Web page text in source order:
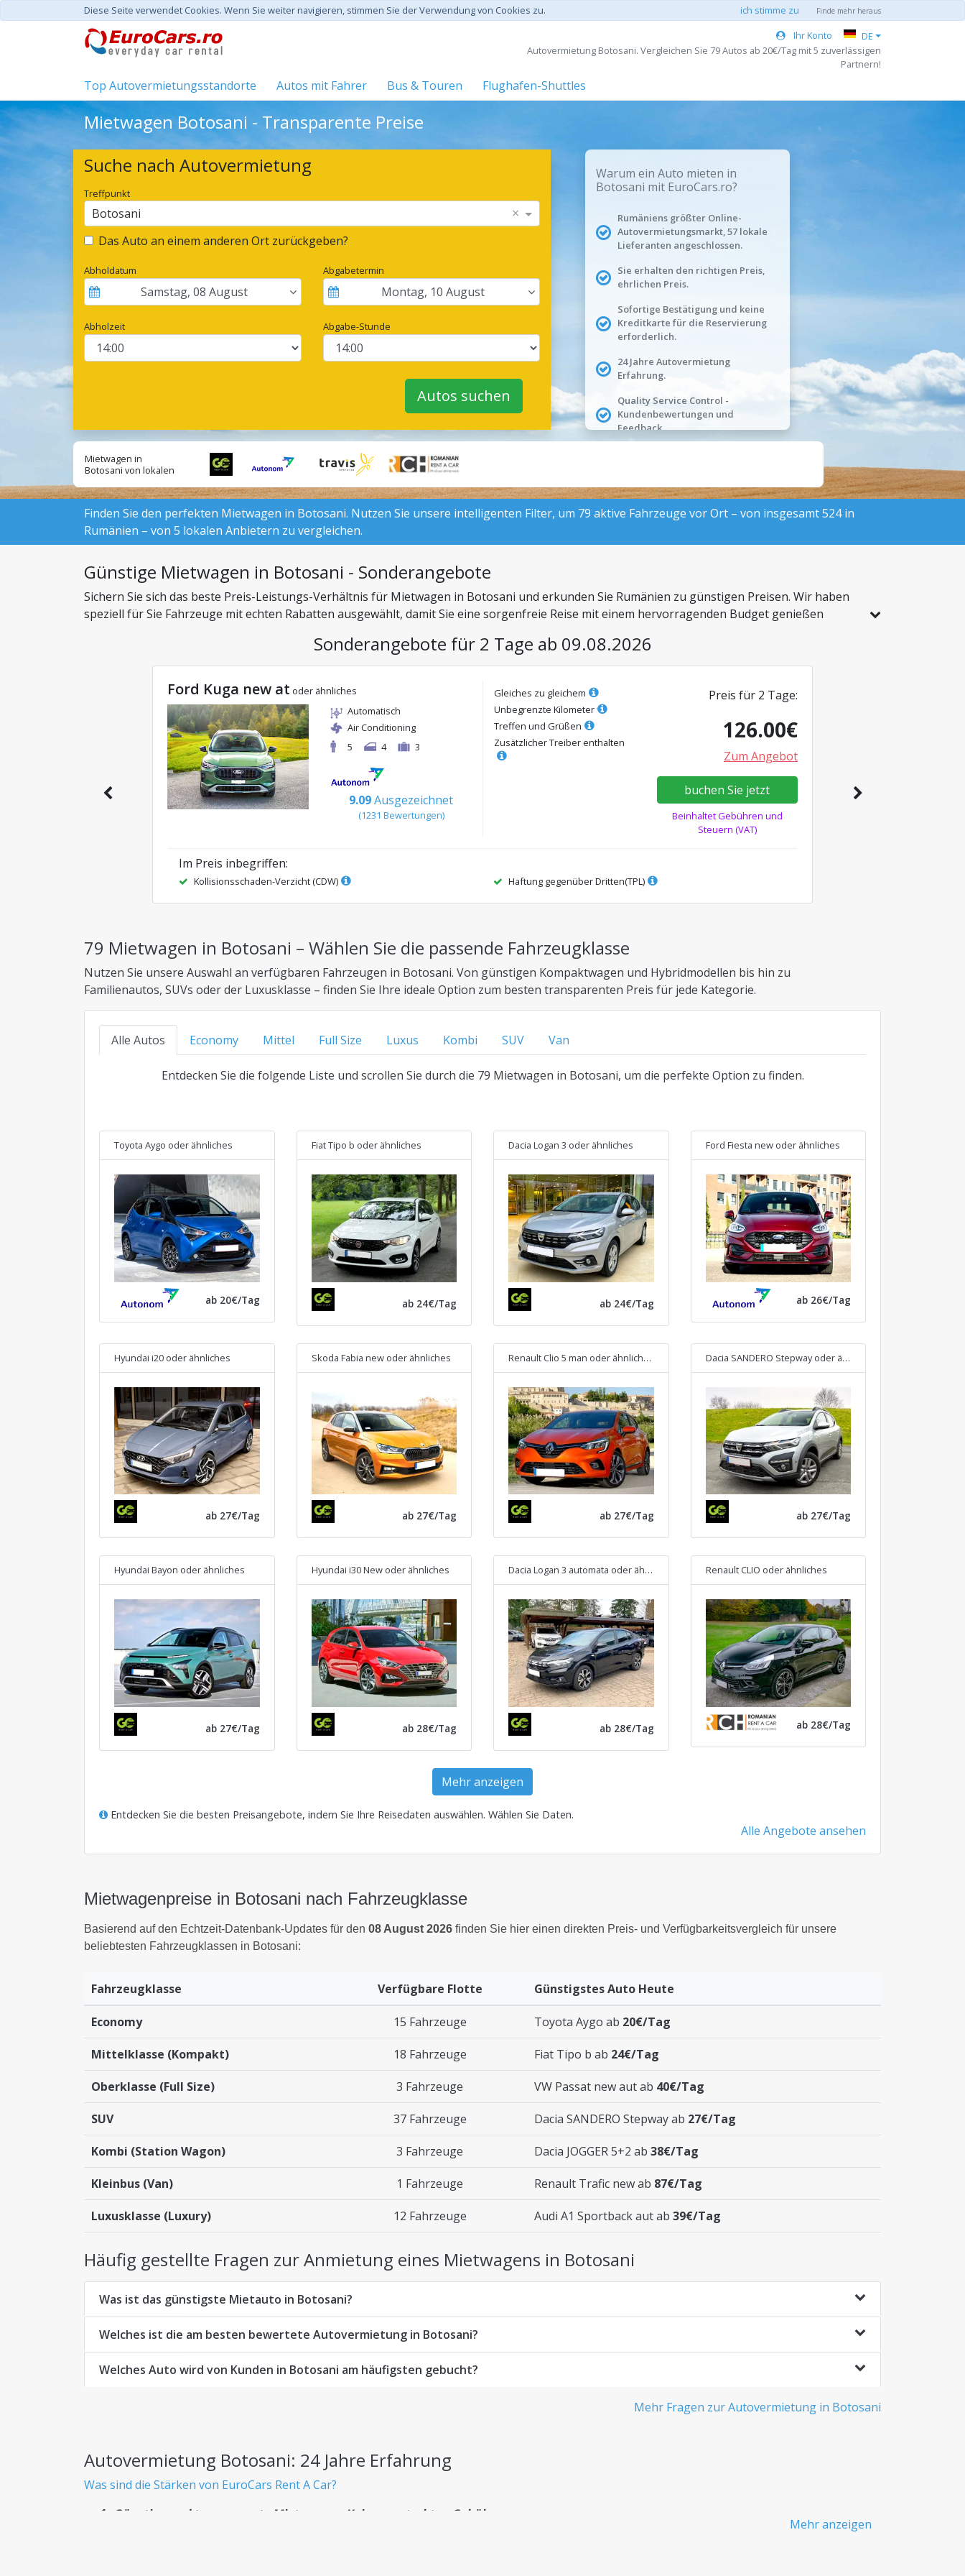
Diese Seite verwendet Cookies. Wenn Sie weiter navigieren, stimmen Sie der Verwendung von Cookies zu. ich stimme zu Finde mehr heraus
Ihr Konto
DE
Autovermietung Botosani. Vergleichen Sie 79 Autos ab 20€/Tag mit 5 zuverlässigen
Partnern!
Top Autovermietungsstandorte Autos mit Fahrer Bus & Touren Flughafen-Shuttles
Mietwagen Botosani - Transparente Preise
Suche nach Autovermietung
Treffpunkt
Botosani ×
Das Auto an einem anderen Ort zurückgeben?
Abholdatum
Samstag,08 August
Abgabetermin
Montag, 10 August
Abholzeit Abgabe-Stunde
Autos suchen
Warum ein Auto mieten in
Botosani mit EuroCars.ro?
Rumäniens größter Online-
Autovermietungsmarkt, 57 lokale
Lieferanten angeschlossen.
Sie erhalten den richtigen Preis,
ehrlichen Preis.
Sofortige Bestätigung und keine
Kreditkarte für die Reservierung
erforderlich.
24 Jahre Autovermietung
Erfahrung.
Quality Service Control -
Kundenbewertungen und
Feedback.
Mietwagen in
Botosani von lokalen
Finden Sie den perfekten Mietwagen in Botosani. Nutzen Sie unsere intelligenten Filter, um 79 aktive Fahrzeuge vor Ort – von insgesamt 524 in
Rumänien – von 5 lokalen Anbietern zu vergleichen.
Günstige Mietwagen in Botosani - Sonderangebote
Sichern Sie sich das beste Preis-Leistungs-Verhältnis für Mietwagen in Botosani und erkunden Sie Rumänien zu günstigen Preisen. Wir haben
speziell für Sie Fahrzeuge mit echten Rabatten ausgewählt, damit Sie eine sorgenfreie Reise mit einem hervorragenden Budget genießen
Sonderangebote für 2 Tage ab 09.08.2026
Ford Kuga new at oder ähnliches
Automatisch
Air Conditioning
5
4 3
9.09Ausgezeichnet
(1231 Bewertungen)
Gleiches zu gleichem
Unbegrenzte Kilometer
Treffen und Grüßen
Zusätzlicher Treiber enthalten
Preis für 2 Tage:
126.00€
Zum Angebot
buchen Sie jetzt
Beinhaltet Gebühren und
Steuern (VAT)
Im Preis inbegriffen:
Kollisionsschaden-Verzicht (CDW) Haftung gegenüber Dritten(TPL)
79 Mietwagen in Botosani – Wählen Sie die passende Fahrzeugklasse
Nutzen Sie unsere Auswahl an verfügbaren Fahrzeugen in Botosani. Von günstigen Kompaktwagen und Hybridmodellen bis hin zu
Familienautos, SUVs oder der Luxusklasse – finden Sie Ihre ideale Option zum besten transparenten Preis für jede Kategorie.
Alle Autos Economy Mittel Full Size Luxus Kombi SUV Van
Entdecken Sie die folgende Liste und scrollen Sie durch die 79 Mietwagen in Botosani, um die perfekte Option zu finden.
Toyota Aygo oder ähnliches
ab 20€/Tag
Fiat Tipo b oder ähnliches
ab 24€/Tag
Dacia Logan 3 oder ähnliches
ab 24€/Tag
Ford Fiesta new oder ähnliches
ab 26€/Tag
Hyundai i20 oder ähnliches
ab 27€/Tag
Skoda Fabia new oder ähnliches
ab 27€/Tag
Renault Clio 5 man oder ähnliches
ab 27€/Tag
Dacia SANDERO Stepway oder ähnliches
ab 27€/Tag
Hyundai Bayon oder ähnliches
ab 27€/Tag
Hyundai i30 New oder ähnliches
ab 28€/Tag
Dacia Logan 3 automata oder ähnliches
ab 28€/Tag
Renault CLIO oder ähnliches
ab 28€/Tag
Mehr anzeigen
Entdecken Sie die besten Preisangebote, indem Sie Ihre Reisedaten auswählen. Wählen Sie Daten.
Alle Angebote ansehen
Mietwagenpreise in Botosani nach Fahrzeugklasse
Basierend auf den Echtzeit-Datenbank-Updates für den 08 August 2026 finden Sie hier einen direkten Preis- und Verfügbarkeitsvergleich für unsere
beliebtesten Fahrzeugklassen in Botosani:
Fahrzeugklasse Verfügbare Flotte Günstigstes Auto Heute
Economy 15 Fahrzeuge Toyota Aygo ab 20€/Tag
Mittelklasse (Kompakt) 18 Fahrzeuge Fiat Tipo b ab 24€/Tag
Oberklasse (Full Size) 3 Fahrzeuge VW Passat new aut ab 40€/Tag
SUV 37 Fahrzeuge Dacia SANDERO Stepway ab 27€/Tag
Kombi (Station Wagon) 3 Fahrzeuge Dacia JOGGER 5+2 ab 38€/Tag
Kleinbus (Van) 1 Fahrzeuge Renault Trafic new ab 87€/Tag
Luxusklasse (Luxury) 12 Fahrzeuge Audi A1 Sportback aut ab 39€/Tag
Häufig gestellte Fragen zur Anmietung eines Mietwagens in Botosani
Was ist das günstigste Mietauto in Botosani?
Welches ist die am besten bewertete Autovermietung in Botosani?
Welches Auto wird von Kunden in Botosani am häufigsten gebucht?
Mehr Fragen zur Autovermietung in Botosani
Autovermietung Botosani: 24 Jahre Erfahrung
Was sind die Stärken von EuroCars Rent A Car?
Günstige und transparente Mietwagen - Keine versteckten Gebühren
Mehr anzeigen